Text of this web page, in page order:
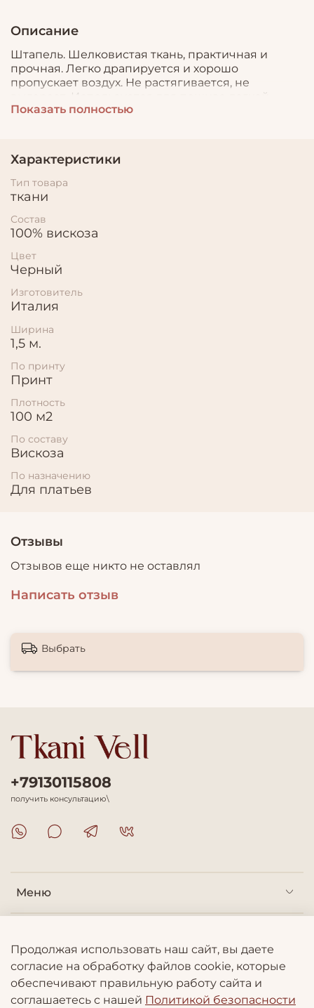
Описание
Штапель. Шелковистая ткань, практичная и
прочная. Легко драпируется и хорошо
пропускает воздух. Не растягивается, не
выгорает. Используется для пошива легкой
летней одежды.
Показать полностью
Характеристики
Тип товара
ткани
Состав
100% вискоза
Цвет
Черный
Изготовитель
Италия
Ширина
1,5 м.
По принту
Принт
Плотность
100 м2
По составу
Вискоза
По назначению
Для платьев
Отзывы
Отзывов еще никто не оставлял
Написать отзыв
Выбрать
Меню
Информация
+79130115808
получить консультацию\
Продолжая использовать наш сайт, вы даете
согласие на обработку файлов cookie, которые
обеспечивают правильную работу сайта и
соглашаетесь с нашей Политикой безопасности